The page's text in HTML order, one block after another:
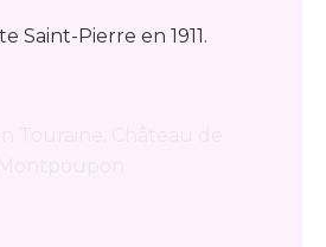
Saint-Pierre en 1911.